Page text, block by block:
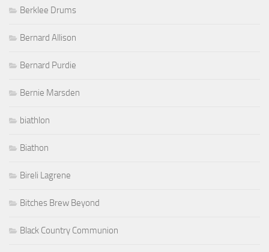
Berklee Drums
Bernard Allison
Bernard Purdie
Bernie Marsden
biathlon
Biathon
Bireli Lagrene
Bitches Brew Beyond
Black Country Communion